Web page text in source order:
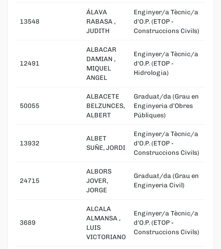
13548
ÁLAVA
RABASA ,
JUDITH
Enginyer/a Tècnic/a
d'O.P. (ETOP -
Construccions Civils)
12491
ALBACAR
DAMIAN ,
MIQUEL
ANGEL
Enginyer/a Tècnic/a
d'O.P. (ETOP -
Hidrologia)
50055
ALBACETE
BELZUNCES,
ALBERT
Graduat/da (Grau en
Enginyeria d’Obres
Públiques)
13932
ALBET
SUÑE, JORDI
Enginyer/a Tècnic/a
d'O.P. (ETOP -
Construccions Civils)
24715
ALBORS
JOVER,
JORGE
Graduat/da (Grau en
Enginyeria Civil)
3689
ALCALA
ALMANSA ,
LUIS
VICTORIANO
Enginyer/a Tècnic/a
d'O.P. (ETOP -
Construccions Civils)